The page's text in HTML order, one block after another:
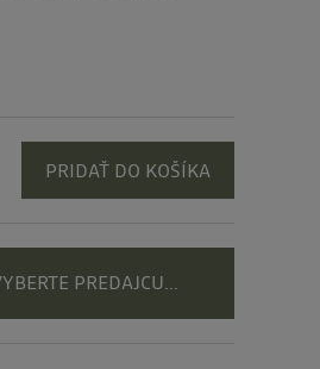
PRIDAŤ DO KOŠÍKA
PREDAJCU...